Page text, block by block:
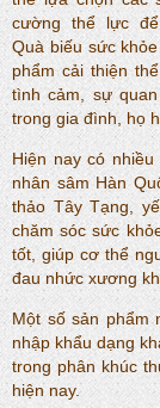
cường thể lực
Quà biếu sức
phẩm cải thiện
tình cảm, sự
trong gia đình, họ
Hiện nay có nhiều
nhân sâm Hàn
thảo Tây Tạng,
chăm sóc sức
tốt, giúp cơ thể
đau nhức xương
Một số sản phẩm
nhập khẩu dạng
trong phân khúc
hiện nay.